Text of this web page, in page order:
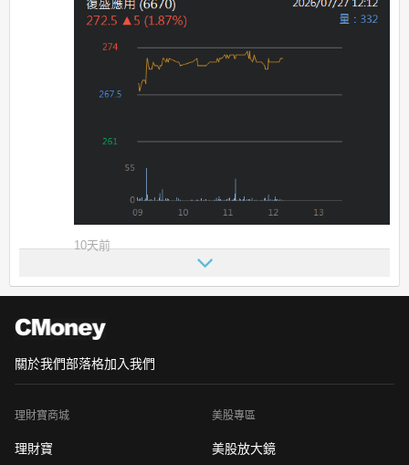
10天前
關於我們部落格加入我們
理財寶商城
理財寶
美股專區
美股放大鏡